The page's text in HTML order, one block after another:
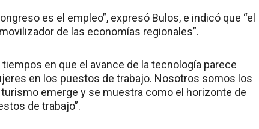
es el empleo”, expresó Bulos, e indicó que “el
de las economías regionales”.
en que el avance de la tecnología parece
en los puestos de trabajo. Nosotros somos los
emerge y se muestra como el horizonte de
de trabajo”.